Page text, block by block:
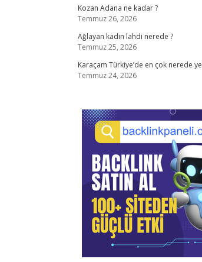
Kozan Adana ne kadar ?
Temmuz 26, 2026
Ağlayan kadın lahdi nerede ?
Temmuz 25, 2026
Karaçam Türkiye’de en çok nerede
Temmuz 24, 2026